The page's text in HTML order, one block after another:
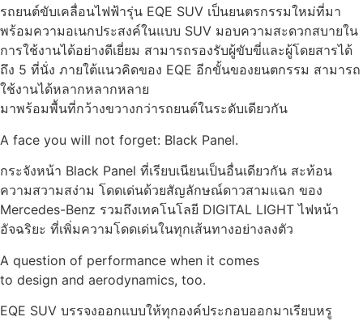
รถยนต์ขับเคลื่อนไฟฟ้ารุ่น EQE SUV เป็นยนตรกรรมใหม่ที่มา
พร้อมความอเนกประสงค์ในแบบ SUV มอบความสะดวกสบายใน
การใช้งานได้อย่างดีเยี่ยม สามารถรองรับผู้ขับขี่และผู้โดยสารได้
ถึง 5 ที่นั่ง ภายใต้แนวคิดของ EQE อีกขั้นของยนตกรรม สามารถ
ใช้งานได้หลากหลากหลาย
มาพร้อมพื้นที่กว้างขวางกว่ารถยนต์ในระดับเดียวกัน
A face you will not forget: Black Panel.
กระจังหน้า Black Panel ที่เรียบเนียนเป็นอื่นเดียวกัน สะท้อน
ความสวามสง่าม โดดเด่นด้วยสัญลักษณ์ดาวสามแฉก ของ
Mercedes-Benz รวมถึงเทคโนโลยี DIGITAL LIGHT ไฟหน้า
อัจฉริยะ ที่เพิ่มความโดดเด่นในทุกเส้นทางอย่างลงตัว
A question of performance when it comes
to design and aerodynamics, too.
EQE SUV บรรจงออกแบบให้ทุกองค์ประกอบออกมาเรียบหรู